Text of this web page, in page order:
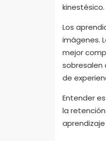
kinestésico.
Los
imágenes.
mejor
sobresalen
de
Entender
la